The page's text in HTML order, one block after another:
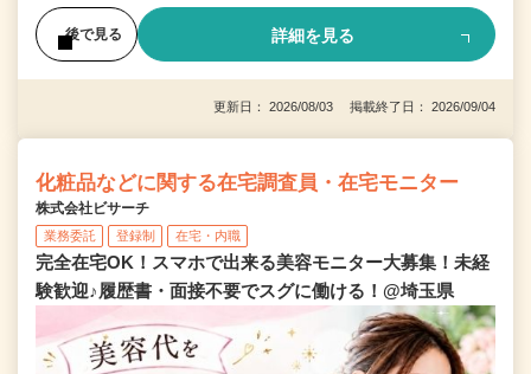
後で見る 詳細を見る
更新日： 2026/08/03 掲載終了日： 2026/09/04
化粧品などに関する在宅調査員・在宅モニター
株式会社ビサーチ
業務委託 登録制 在宅・内職
完全在宅OK！スマホで出来る美容モニター大募集！未経
験歓迎♪履歴書・面接不要でスグに働ける！@埼玉県